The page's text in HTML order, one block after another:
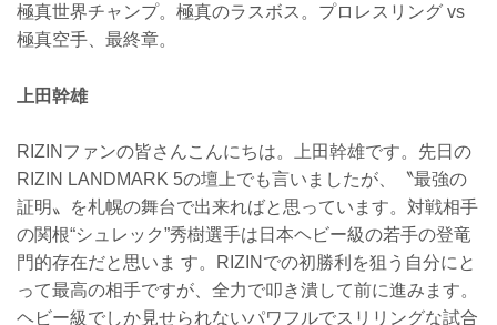
極真世界チャンプ。極真のラスボス。プロレスリング vs
極真空手、最終章。
上田幹雄
RIZINファンの皆さんこんにちは。上田幹雄です。先日の
RIZIN LANDMARK 5の壇上でも言いましたが、〝最強の
証明〟を札幌の舞台で出来ればと思っています。対戦相手
の関根“シュレック”秀樹選手は日本ヘビー級の若手の登竜
門的存在だと思いま す。RIZINでの初勝利を狙う自分にと
って最高の相手ですが、全力で叩き潰して前に進みます。
ヘビー級でしか見せられないパワフルでスリリングな試合